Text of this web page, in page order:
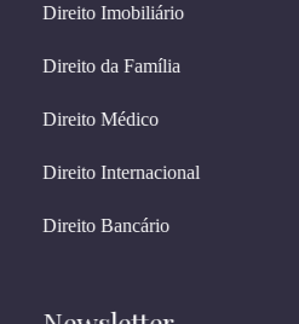
Direito Imobiliário
Direito da Família
Direito Médico
Direito Internacional
Direito Bancário